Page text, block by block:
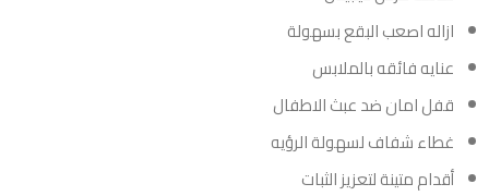
ازاله اصعب البقع بسهولة
عنايه فائقه بالملابس
قفل امان ضد عبث الاطفال
غطاء شفاف لسهولة الرؤيه
أقدام متينة لتعزيز الثبات